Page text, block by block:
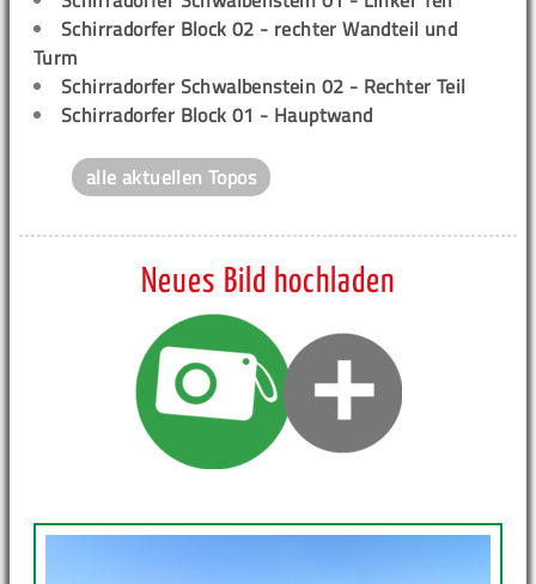
Schirradorfer Block 02 - rechter Wandteil und
Turm
Schirradorfer Schwalbenstein 02 - Rechter Teil
Schirradorfer Block 01 - Hauptwand
alle aktuellen Topos
Neues Bild hochladen